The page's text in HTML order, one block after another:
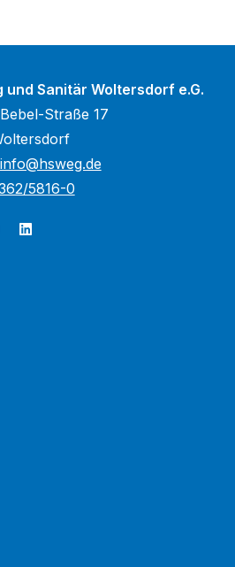
und Sanitär Woltersdorf e.G.
Straße 17
info@hsweg.de
5816-0